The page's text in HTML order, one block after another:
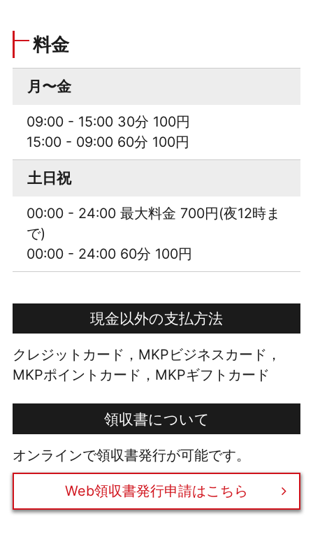
料金
月〜金
09:00 - 15:00 30分 100円
15:00 - 09:00 60分 100円
土日祝
00:00 - 24:00 最大料金 700円(夜12時ま
で)
00:00 - 24:00 60分 100円
現金以外の支払方法
クレジットカード，MKPビジネスカード，
MKPポイントカード，MKPギフトカード
領収書について
オンラインで領収書発行が可能です。
Web領収書発行申請はこちら